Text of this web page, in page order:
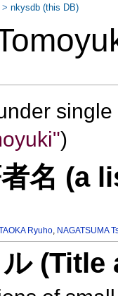
)
名 (a
Ryuho, NAGATSUMA
>nkysdb (this DB)